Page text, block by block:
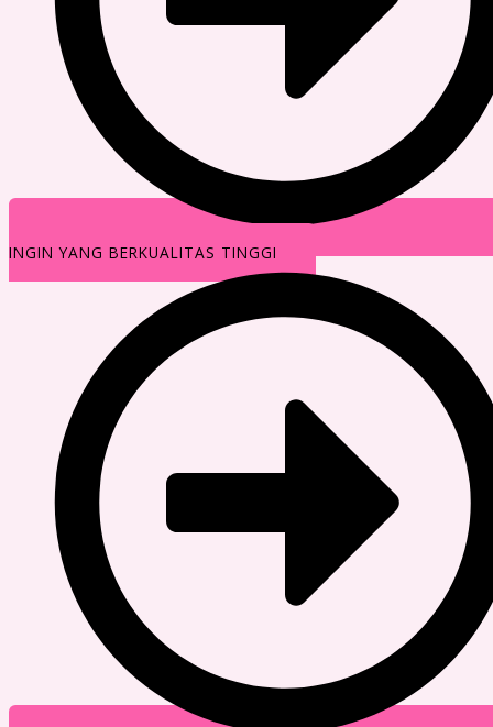
INGIN YANG BERKUALITAS TINGGI